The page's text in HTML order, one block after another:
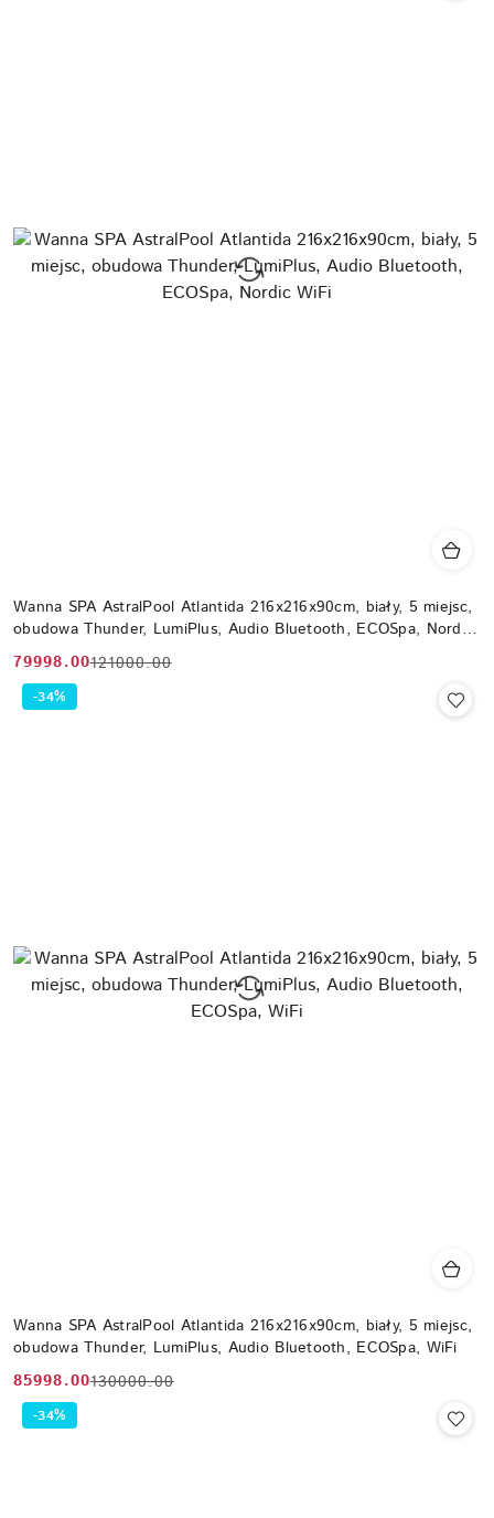
Wanna SPA AstralPool Atlantida 216x216x90cm, biały, 5 miejsc,
obudowa Thunder, LumiPlus, Audio Bluetooth, ECOSpa, Nordic
WiFi
Cena
promocyjna:
79998.00
Cena
przed
121000.00
Wanna SPA AstralPool Atlantida 216x216x90cm, biały, 5 miejsc,
obudowa Thunder, LumiPlus, Audio Bluetooth, ECOSpa, WiFi
Cena
promocyjna:
85998.00
Cena
przed
130000.00
-34%
-34%